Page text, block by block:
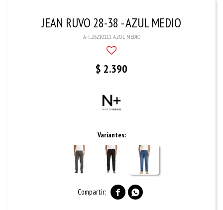
JEAN RUVO 28-38 - AZUL MEDIO
26210111 AZUL MEDIO
$ 2.390
Variantes:
 